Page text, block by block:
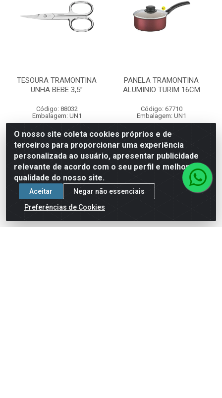
TESOURA TRAMONTINA
UNHA BEBE 3,5”
Código: 88032
Embalagem: UN1
Faça seu login ou
cadastre-se para
ver preços e
comprar
PANELA TRAMONTINA
ALUMINIO TURIM 16CM
Código: 67710
Embalagem: UN1
Faça seu login ou
cadastre-se para
ver preços e
O nosso site coleta cookies próprios e de
terceiros para proporcionar uma experiência
personalizada ao usuário, apresentar publicidade
relevante de acordo com o seu perfil e melhorar a
qualidade do nosso site.
Aceitar
Negar não essenciais
Preferências de Cookies